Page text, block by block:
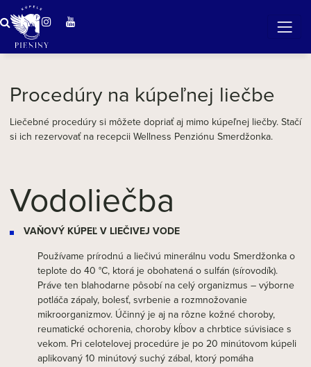
Procedúry na kúpeľnej liečbe
Liečebné procedúry si môžete dopriať aj mimo kúpeľnej liečby. Stačí
si ich rezervovať na recepcii Wellness Penziónu Smerdžonka.
Vodoliečba
VAŇOVÝ KÚPEĽ V LIEČIVEJ VODE
Používame prírodnú a liečivú minerálnu vodu Smerdžonka o
teplote do 40 °C, ktorá je obohatená o sulfán (sírovodík).
Práve ten blahodarne pôsobí na celý organizmus – výborne
potláča zápaly, bolesť, svrbenie a rozmnožovanie
mikroorganizmov. Účinný je aj na rôzne kožné choroby,
reumatické ochorenia, choroby kĺbov a chrbtice súvisiace s
vekom. Pri celotelovej procedúre je po 20 minútovom kúpeli
aplikovaný 10 minútový suchý zábal, ktorý pomáha